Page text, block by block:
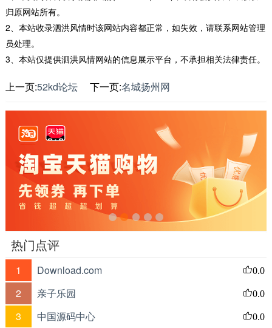
归原网站所有。
2、本站收录泗洪风情时该网站内容都正常，如失效，请联系网站管理
员处理。
3、本站仅提供泗洪风情网站的信息展示平台，不承担相关法律责任。
上一页:52kd论坛 下一页:名城扬州网
热门点评
1 Download.com 0.0
2 亲子乐园 0.0
3 中国源码中心 0.0